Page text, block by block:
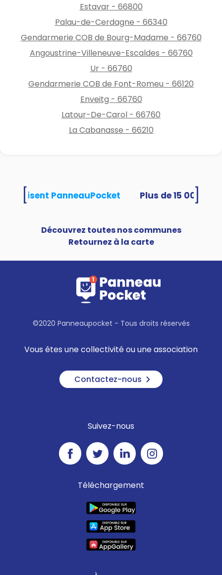
Estavar - 66800
Palau-de-Cerdagne - 66340
Gendarmerie COB de Bourg-Madame - 66760
Angoustrine-Villeneuve-Escaldes - 66760
Ur - 66760
Gendarmerie COB de Font-Romeu - 66120
Enveitg - 66760
Latour-De-Carol - 66760
La Cabanasse - 66210
utilisent PanneauPocket
Découvrez toutes nos communes
Retournez à la carte
©2020 Panneaupocket - Tous droits réservés
Vous êtes une collectivité ou une association
Contactez-nous
Suivez-nous
Téléchargement